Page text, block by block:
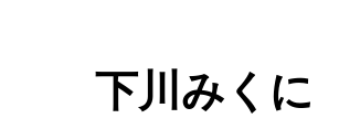
下川みくに